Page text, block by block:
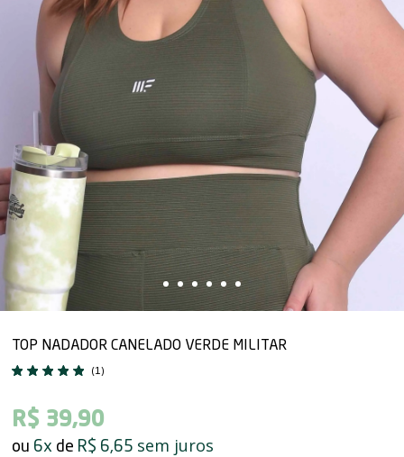
TOP NADADOR CANELADO VERDE MILITAR
(1)
R$ 39,90
6x R$ 6,65 sem juros